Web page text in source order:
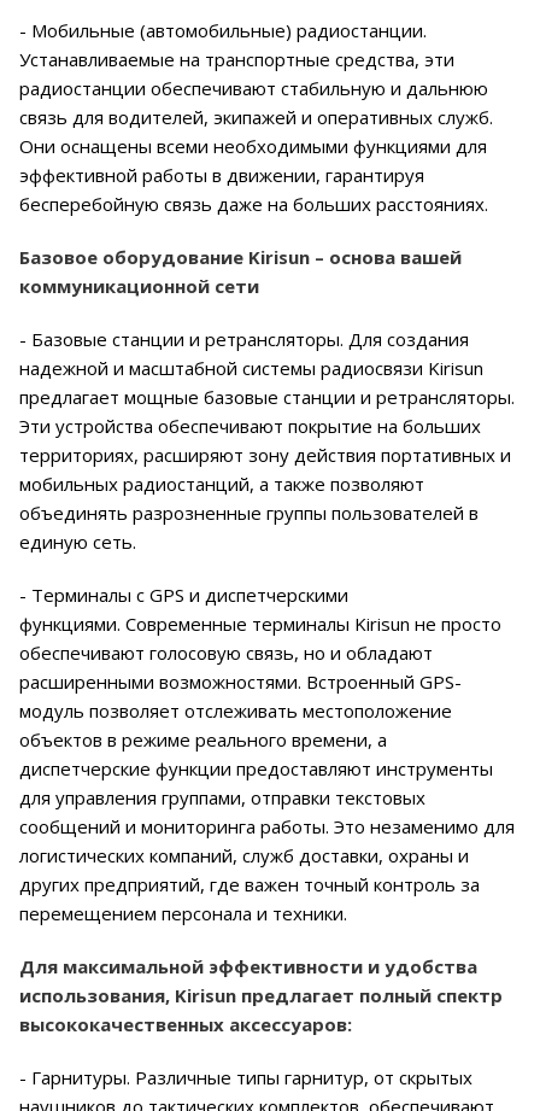
- Мобильные (автомобильные) радиостанции.
Устанавливаемые на транспортные средства, эти
радиостанции обеспечивают стабильную и дальнюю
связь для водителей, экипажей и оперативных служб.
Они оснащены всеми необходимыми функциями для
эффективной работы в движении, гарантируя
бесперебойную связь даже на больших расстояниях.
Базовое оборудование Kirisun – основа вашей
коммуникационной сети
- Базовые станции и ретрансляторы. Для создания
надежной и масштабной системы радиосвязи Kirisun
предлагает мощные базовые станции и ретрансляторы.
Эти устройства обеспечивают покрытие на больших
территориях, расширяют зону действия портативных и
мобильных радиостанций, а также позволяют
объединять разрозненные группы пользователей в
единую сеть.
- Терминалы с GPS и диспетчерскими
функциями. Современные терминалы Kirisun не просто
обеспечивают голосовую связь, но и обладают
расширенными возможностями. Встроенный GPS-
модуль позволяет отслеживать местоположение
объектов в режиме реального времени, а
диспетчерские функции предоставляют инструменты
для управления группами, отправки текстовых
сообщений и мониторинга работы. Это незаменимо для
логистических компаний, служб доставки, охраны и
других предприятий, где важен точный контроль за
перемещением персонала и техники.
Для максимальной эффективности и удобства
использования, Kirisun предлагает полный спектр
высококачественных аксессуаров:
- Гарнитуры. Различные типы гарнитур, от скрытых
наушников до тактических комплектов, обеспечивают